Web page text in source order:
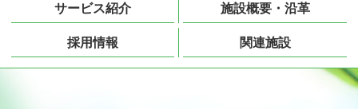
サービス紹介 施設概要・沿革
採用情報 関連施設